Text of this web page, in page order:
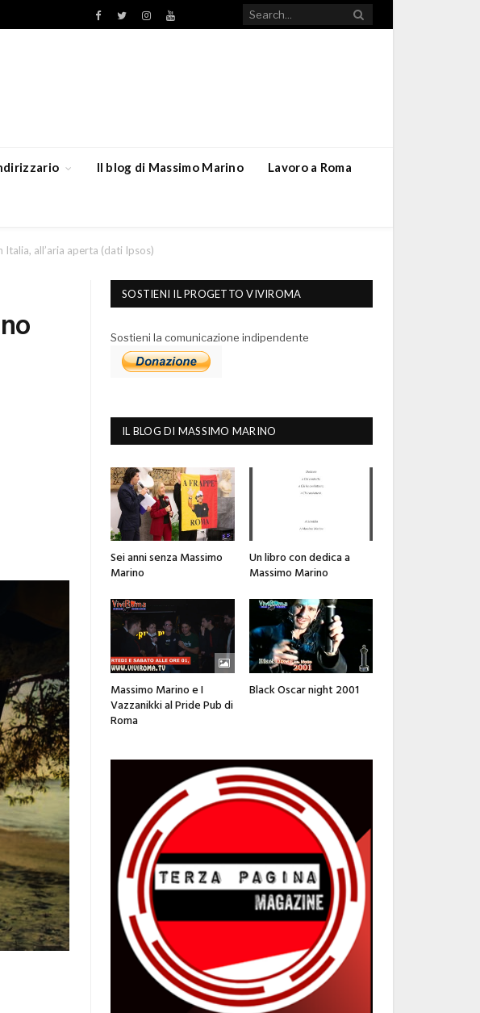
Facebook
TwitterInstagramYouTube
Il blog di Massimo Marino Lavoro a Roma
Italia, all’aria aperta (dati Ipsos)
SOSTIENI IL PROGETTO VIVIROMA
Sostieni la comunicazione indipendente
IL BLOG DI MASSIMO MARINO
Sei anni senza Massimo
Marino
Un libro con dedica a
Massimo Marino
Massimo Marino e I
Vazzanikki al Pride Pub di
Roma
Black Oscar night 2001